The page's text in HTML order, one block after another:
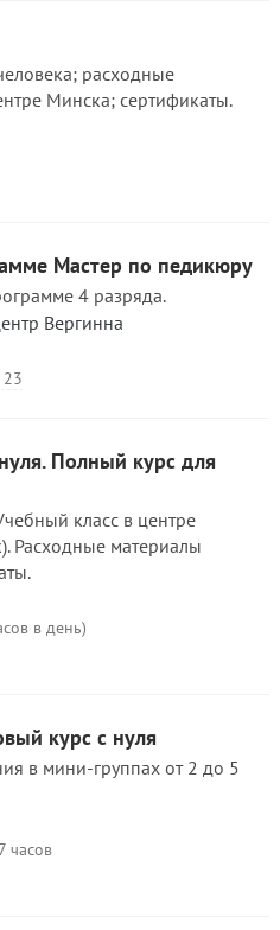
расходные
Минска; сертификаты.
Мастер по педикюру
4 разряда.
Вергинна
23
Полный курс для
класс в центре
Расходные материалы
в день)
курс с нуля
в мини-группах от 2 до 5
часов